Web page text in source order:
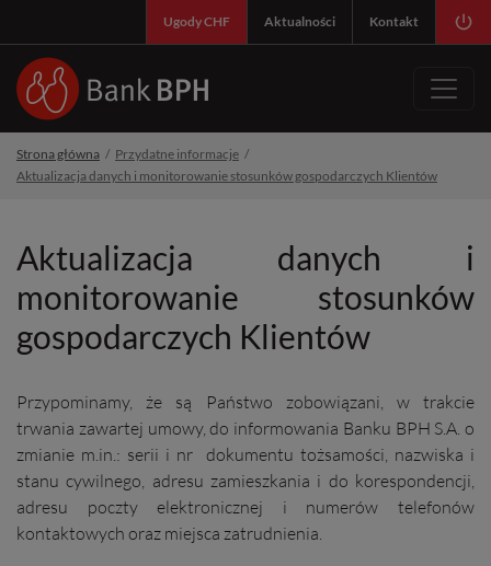
Ugody CHF Aktualności Kontakt
Strona główna
Przydatne informacje
Aktualizacja danych i monitorowanie stosunków gospodarczych Klientów
Aktualizacja danych i
monitorowanie stosunków
gospodarczych Klientów
Przypominamy, że są Państwo zobowiązani, w trakcie
trwania zawartej umowy, do informowania Banku BPH S.A. o
zmianie m.in.: serii i nr dokumentu tożsamości, nazwiska i
stanu cywilnego, adresu zamieszkania i do korespondencji,
adresu poczty elektronicznej i numerów telefonów
kontaktowych oraz miejsca zatrudnienia.